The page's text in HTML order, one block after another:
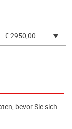
€ 2950,00
bevor Sie sich